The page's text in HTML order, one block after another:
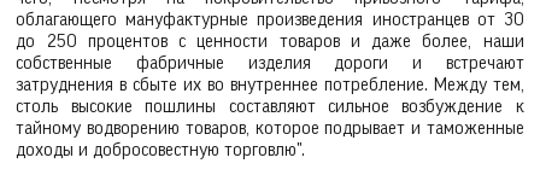
облагающего мануфактурные произведения иностранцев от 30
до 250 процентов с ценности товаров и даже более, наши
собственные фабричные изделия дороги и встречают
затруднения в сбыте их во внутреннее потребление. Между тем,
столь высокие пошлины составляют сильное возбуждение к
тайному водворению товаров, которое подрывает и таможенные
доходы и добросовестную торговлю".